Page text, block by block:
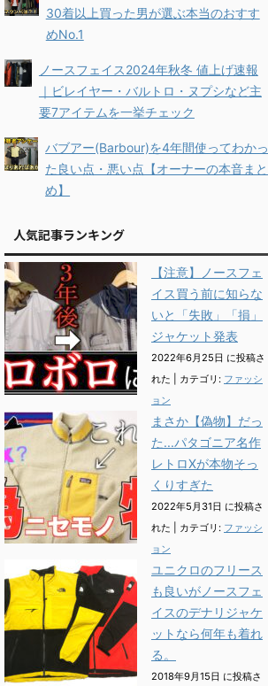
30着以上買った男が選ぶ本当のおすす
めNo.1
ノースフェイス2024年秋冬 値上げ速報
｜ビレイヤー・バルトロ・ヌプシなど主
要7アイテムを一挙チェック
バブアー(Barbour)を4年間使ってわかっ
た良い点・悪い点【オーナーの本音まと
め】
人気記事ランキング
【注意】ノースフェ
イス買う前に知らな
いと「失敗」「損」
ジャケット発表
2022年6月25日 に投稿さ
れた
カテゴリ: ファッシ
ョン
まさか【偽物】だっ
た...パタゴニア名作
レトロXが本物そっ
くりすぎた
2022年5月31日 に投稿さ
れた
カテゴリ: ファッシ
ョン
ユニクロのフリース
も良いがノースフェ
イスのデナリジャケ
ットなら何年も着れ
る。
2018年9月15日 に投稿さ